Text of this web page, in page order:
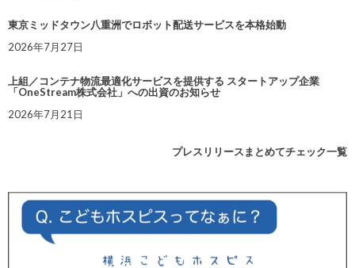
東京ミッドタウン八重洲でロボット配送サービスを本格始動
2026年7月27日
上組／コンテナ物流最適化サービスを提供する スタートアップ企業
「OneStream株式会社」への出資のお知らせ
2026年7月21日
プレスリリースまとめてチェック一覧